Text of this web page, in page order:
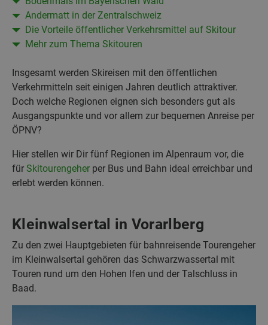
Andermatt in der Zentralschweiz
Die Vorteile öffentlicher Verkehrsmittel auf Skitour
Mehr zum Thema Skitouren
Insgesamt werden Skireisen mit den öffentlichen
Verkehrmitteln seit einigen Jahren deutlich attraktiver.
Doch welche Regionen eignen sich besonders gut als
Ausgangspunkte und vor allem zur bequemen Anreise per
ÖPNV?
Hier stellen wir Dir fünf Regionen im Alpenraum vor, die
für Skitourengeher per Bus und Bahn ideal erreichbar und
erlebt werden können.
Kleinwalsertal in Vorarlberg
Zu den zwei Hauptgebieten für bahnreisende Tourengeher
im Kleinwalsertal gehören das Schwarzwassertal mit
Touren rund um den Hohen Ifen und der Talschluss in
Baad.